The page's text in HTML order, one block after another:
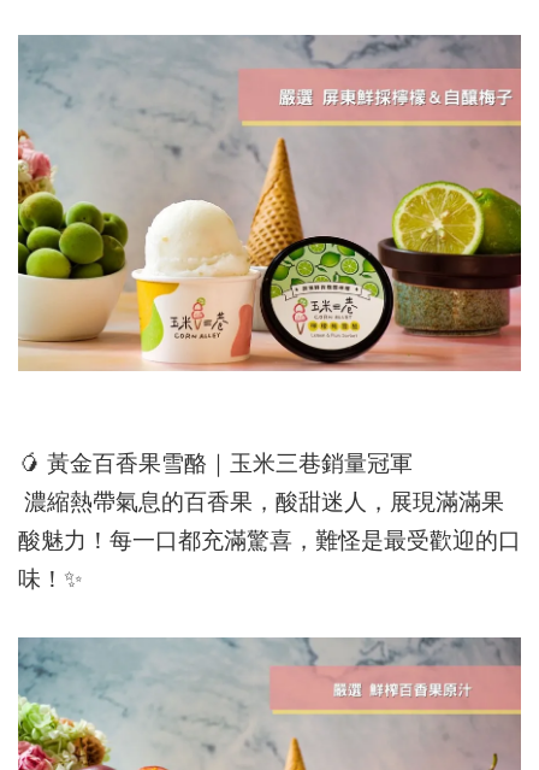
🥭 黃金百香果雪酪｜玉米三巷銷量冠軍
濃縮熱帶氣息的百香果，酸甜迷人，展現滿滿果
酸魅力！每一口都充滿驚喜，難怪是最受歡迎的口
味！ ✨